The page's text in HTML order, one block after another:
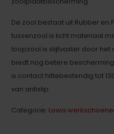
De zool bestaat uit Rubber en
tussenzool is licht materiaal
loopzool is slijtvaster door
biedt nog betere
is contact hittebestendig tot
van antislip.
Categorie: Lowa